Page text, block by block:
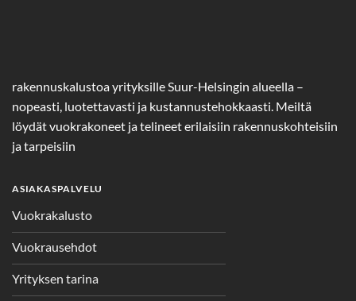
rakennuskalustoa yrityksille Suur-Helsingin alueella –
nopeasti, luotettavasti ja kustannustehokkaasti. Meiltä
löydät vuokrakoneet ja telineet erilaisiin rakennuskohteisiin
ja tarpeisiin
ASIAKASPALVELU
Vuokrakalusto
Vuokrausehdot
Yrityksen tarina